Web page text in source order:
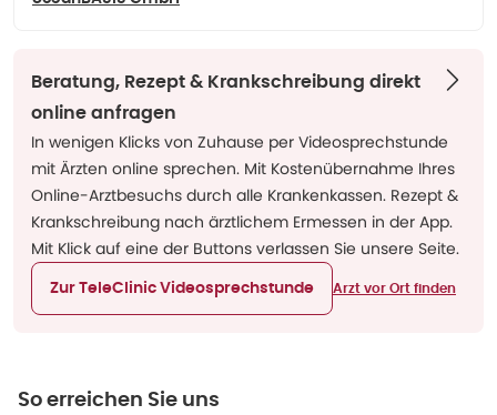
Beratung, Rezept & Krankschreibung direkt
online anfragen
In wenigen Klicks von Zuhause per Videosprechstunde
mit Ärzten online sprechen. Mit Kostenübernahme Ihres
Online-Arztbesuchs durch alle Krankenkassen. Rezept &
Krankschreibung nach ärztlichem Ermessen in der App.
Mit Klick auf eine der Buttons verlassen Sie unsere Seite.
Zur TeleClinic Videosprechstunde Arzt vor Ort finden
So erreichen Sie uns